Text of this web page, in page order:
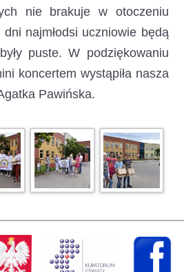
nie brakuje w otoczeniu
dni najmłodsi uczniowie będą
puste. W podziękowaniu
koncertem wystąpiła nasza
Pawińska.